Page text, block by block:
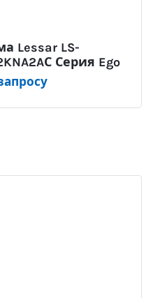
Lessar LS-
Серия Ego